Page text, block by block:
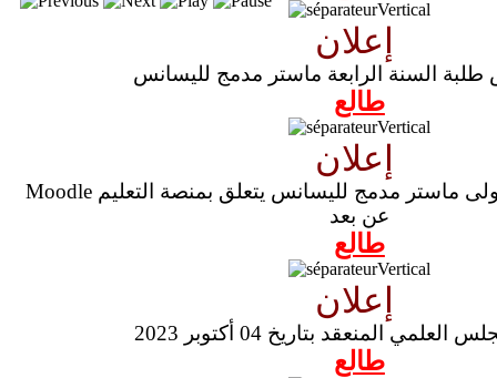
السنة الرابعة ماستر مدمج لليسانس
طالع
Moodle إعلان يخص طلبة سنة أولى ماستر مدمج لليسانس يتعلق بمنصة التعليم
عن بعد
طالع
المنعقد بتاريخ 04 أكتوبر 2023
طالع